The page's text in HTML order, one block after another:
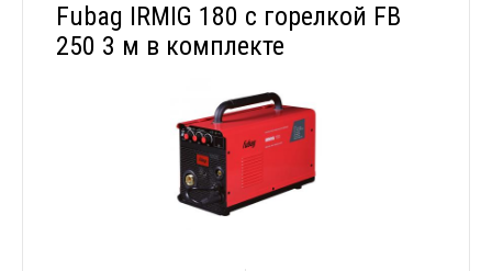
Fubag IRMIG 180 с горелкой FB
250 3 м в комплекте